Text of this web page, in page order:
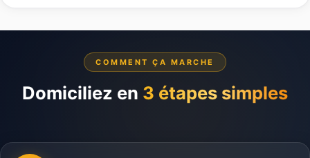
COMMENT ÇA MARCHE
Domiciliez en 3 étapes simples